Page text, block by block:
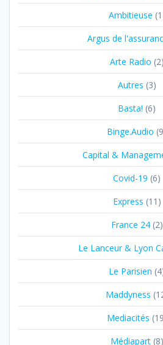
Ambitieuse
Argus de
Arte Radio (2)
Autres (3)
Basta! (6)
Binge.Audio
Capital &
Covid-19 (6)
Express (11)
France 24(2)
Le Lanceur & Lyon
Le Parisien
Maddyness
Mediacités
Médiapart(8)